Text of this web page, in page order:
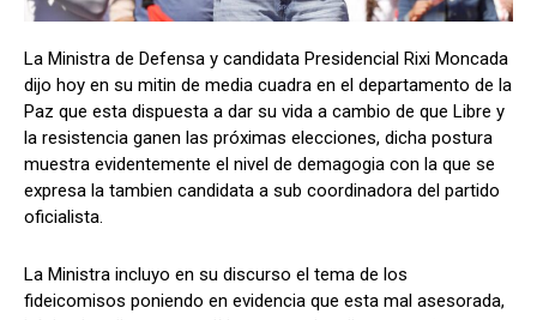
Comparta
Comparta
La Ministra de Defensa y candidata Presidencial Rixi Moncada
dijo hoy en su mitin de media cuadra en el departamento de la
Paz que esta dispuesta a dar su vida a cambio de que Libre y
la resistencia ganen las próximas elecciones, dicha postura
muestra evidentemente el nivel de demagogia con la que se
expresa la tambien candidata a sub coordinadora del partido
oficialista.
La Ministra incluyo en su discurso el tema de los
fideicomisos poniendo en evidencia que esta mal asesorada,